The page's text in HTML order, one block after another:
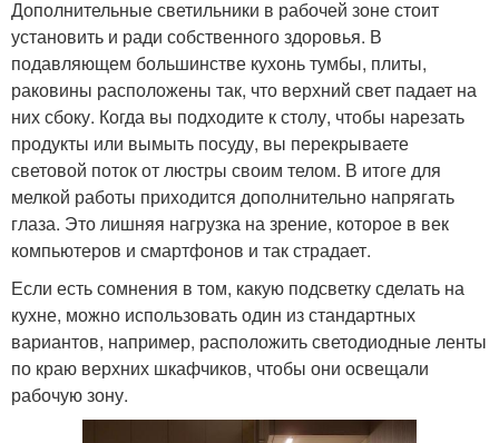
Дополнительные светильники в рабочей зоне стоит
установить и ради собственного здоровья. В
подавляющем большинстве кухонь тумбы, плиты,
раковины расположены так, что верхний свет падает на
них сбоку. Когда вы подходите к столу, чтобы нарезать
продукты или вымыть посуду, вы перекрываете
световой поток от люстры своим телом. В итоге для
мелкой работы приходится дополнительно напрягать
глаза. Это лишняя нагрузка на зрение, которое в век
компьютеров и смартфонов и так страдает.
Если есть сомнения в том, какую подсветку сделать на
кухне, можно использовать один из стандартных
вариантов, например, расположить светодиодные ленты
по краю верхних шкафчиков, чтобы они освещали
рабочую зону.